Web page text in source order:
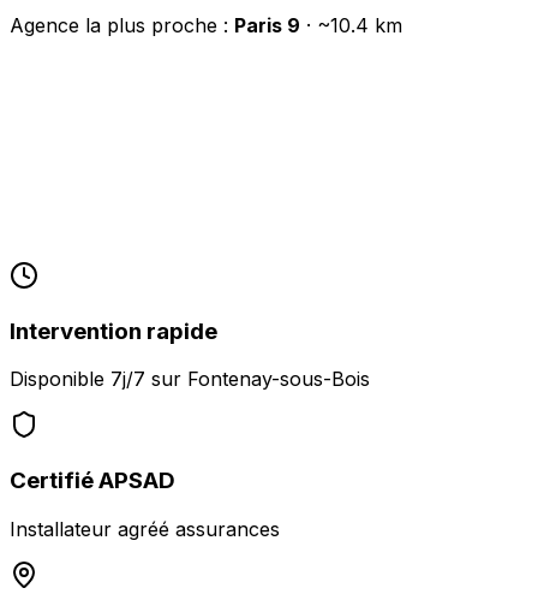
Agence la plus proche : Paris 9 · ~10.4 km
Intervention rapide
Disponible 7j/7 sur Fontenay-sous-Bois
Certifié APSAD
Installateur agréé assurances